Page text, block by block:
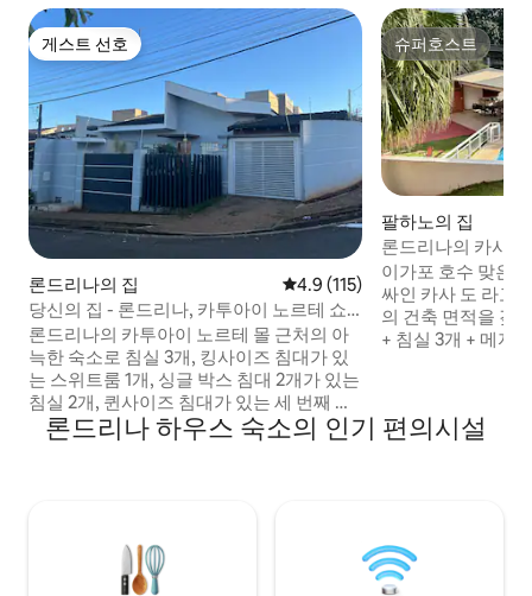
게스트 선호
게스트 선호
론드리나의 집 평점 4.9점(5점 만점), 후기 115
4.9 (115)
당신의 집 - 론드리나, 카투아이 노르테 쇼
핑몰 근처
론드리나의 카투아이 노르테 몰 근처의 아
늑한 숙소로 침실 3개, 킹사이즈 침대가 있
는 스위트룸 1개, 싱글 박스 침대 2개가 있는
침실 2개, 퀸사이즈 침대가 있는 세 번째 침
실이 있습니다. 퀸사이즈 침대로 변신하는
소파 베드가 있는 넓은 거실과 추가 매트리
은 바베큐를 즐길 수 있는 곳... 차고에는 두
대의 픽업 트럭을 주차할 수 있는 공간이 있
슈퍼호스트
슈퍼호스트
팔하노의 집
론드리나의 카사
이가포 호수 맞은
싸인 카사 도 라고.
의 건축 면적을 갖
+ 침실 3개 + 메자
동고, 여러 개의 테
론드리나 하우스 숙소의 인기 편의시설